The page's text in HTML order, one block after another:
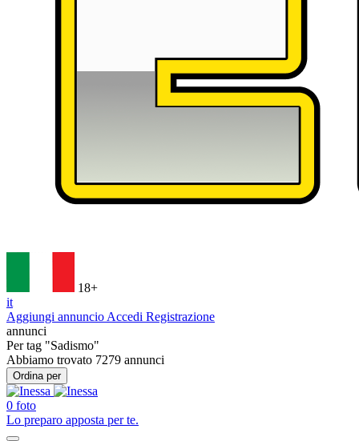
18+
it
Aggiungi annuncio Accedi Registrazione
annunci
Per tag "Sadismo"
Abbiamo trovato 7279 annunci
Ordina per
0 foto
Lo preparo apposta per te.